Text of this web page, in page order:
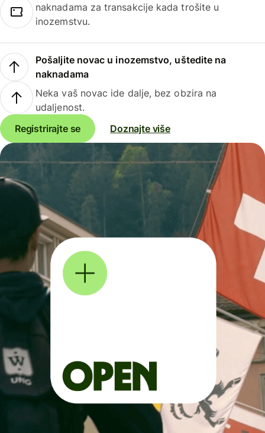
naknadama za transakcije kada trošite u
inozemstvu.
Pošaljite novac u inozemstvo, uštedite na
naknadama
Neka vaš novac ide dalje, bez obzira na
udaljenost.
Registrirajte se
Doznajte više